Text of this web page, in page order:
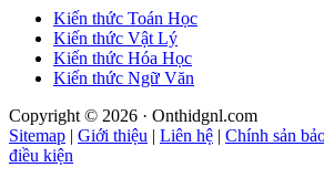
Kiến thức Toán Học
Kiến thức Vật Lý
Kiến thức Hóa Học
Kiến thức Ngữ Văn
Copyright © 2026 · Onthidgnl.com
Sitemap | Giới thiệu | Liên hệ | Chính sản
điều kiện